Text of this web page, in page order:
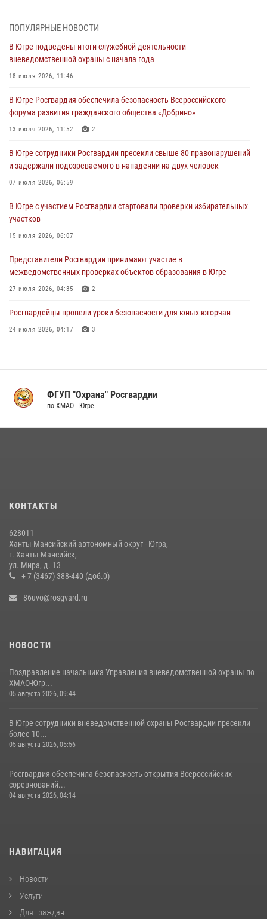
27 июля 2026, 04:35 2
Росгвардейцы провели уроки безопасности для юных югорчан
24 июля 2026, 04:17
вневедомственной охраны с начала года
18 июля 2026, 11:46
участков
15 июля 2026, 06:07
форума развития гражданского общества «Добрино»
13 июля 2026, 11:52
ПОПУЛЯРНЫЕ НОВОСТИ
В Югре подведены итоги служебной деятельности
вневедомственной охраны с начала года
18 июля 2026, 11:46
В Югре Росгвардия обеспечила безопасность Всероссийского
форума развития гражданского общества «Добрино»
13 июля 2026, 11:52 2
В Югре сотрудники Росгвардии пресекли свыше 80 правонарушений
и задержали подозреваемого в нападении на двух человек
07 июля 2026, 06:59
В Югре с участием Росгвардии стартовали проверки избирательных
участков
15 июля 2026, 06:07
Представители Росгвардии принимают участие в
межведомственных проверках объектов образования в Югре
27 июля 2026, 04:35 2
Росгвардейцы провели уроки безопасности для юных югорчан
24 июля 2026, 04:17 3
В Югре продолжается патриотическая акция «Каникулы с
межмуниципального отдела вневедомственной охраны
05 августа 2026, 09:44
ФГУП "Охрана" Росгвардии
по ХМАО - Югре
КОНТАКТЫ
628011
Ханты-Мансийский автономный округ - Югра,
г. Ханты-Мансийск,
ул. Мира, д. 13
+ 7 (3467) 388-440 (доб.0)
86uvo@rosgvard.ru
НОВОСТИ
Поздравление начальника Управления вневедомственной охраны по
ХМАО-Югр...
05 августа 2026, 09:44
В Югре сотрудники вневедомственной охраны Росгвардии пресекли
более 10...
05 августа 2026, 05:56
Росгвардия обеспечила безопасность открытия Всероссийских
соревнований...
04 августа 2026, 04:14
НАВИГАЦИЯ
Новости
Услуги
Для граждан